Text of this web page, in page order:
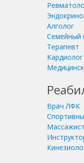
Алголог
Семейный
Терапевт
Кардиолог
Врач ЛФК
Массажист